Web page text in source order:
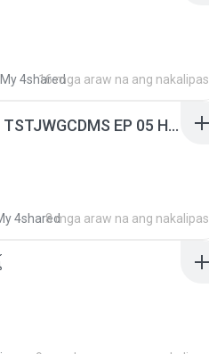
My 4shared16 mga araw na ang nakalipas
[Witanime.com] TSTJWGCDMS EP 05 HD.mp4
4shared8 mga araw na ang nakalipas